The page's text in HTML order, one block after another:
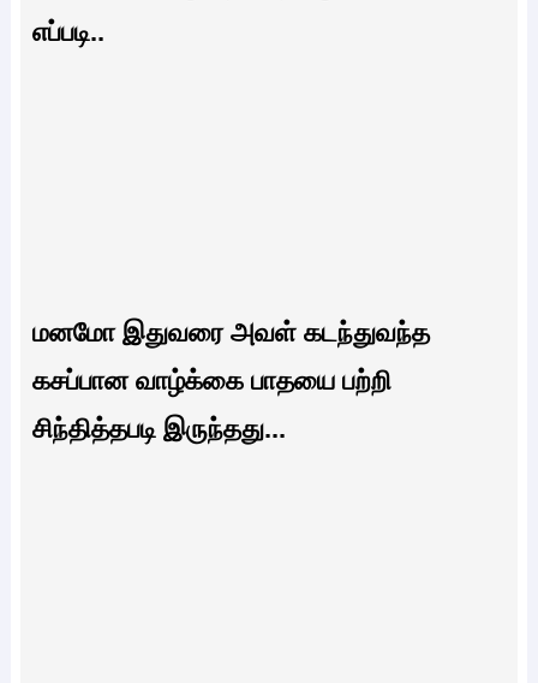
எப்படி..
மனமோ இதுவரை அவள் கடந்துவந்த
கசப்பான வாழ்க்கை பாதயை பற்றி
சிந்தித்தபடி இருந்தது...